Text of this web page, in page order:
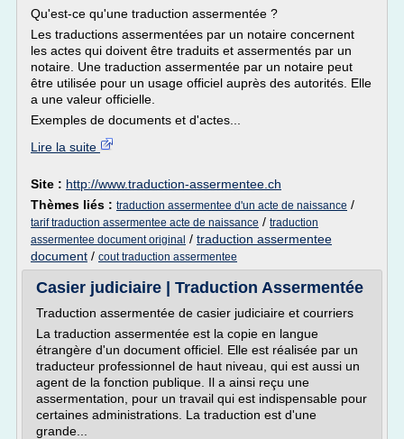
Qu'est-ce qu'une traduction assermentée ?
Les traductions assermentées par un notaire concernent
les actes qui doivent être traduits et assermentés par un
notaire. Une traduction assermentée par un notaire peut
être utilisée pour un usage officiel auprès des autorités. Elle
a une valeur officielle.
Exemples de documents et d'actes...
Lire la suite
Site : http://www.traduction-assermentee.ch
Thèmes liés : traduction assermentee d'un acte de naissance /
tarif traduction assermentee acte de naissance / traduction
assermentee document original / traduction assermentee
document / cout traduction assermentee
Casier judiciaire | Traduction Assermentée
Traduction assermentée de casier judiciaire et courriers
La traduction assermentée est la copie en langue
étrangère d'un document officiel. Elle est réalisée par un
traducteur professionnel de haut niveau, qui est aussi un
agent de la fonction publique. Il a ainsi reçu une
assermentation, pour un travail qui est indispensable pour
certaines administrations. La traduction est d'une
grande...